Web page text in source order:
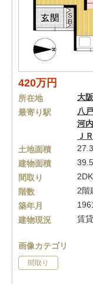
420万円
所在地 大
最寄り駅
八
河
Ｊ
土地面積
建物面積
間取り
2DK
階数
2階
築年月
建物現況
賃
画像カテゴリ
間取り